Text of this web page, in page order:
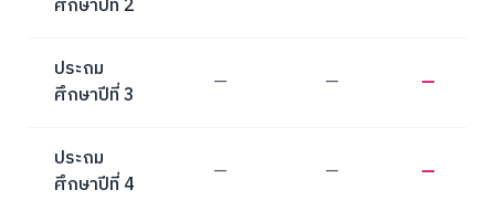
ศึกษาปีที่ 2
ประถม
ศึกษาปีที่ 3
— — —
ประถม
ศึกษาปีที่ 4
— — —